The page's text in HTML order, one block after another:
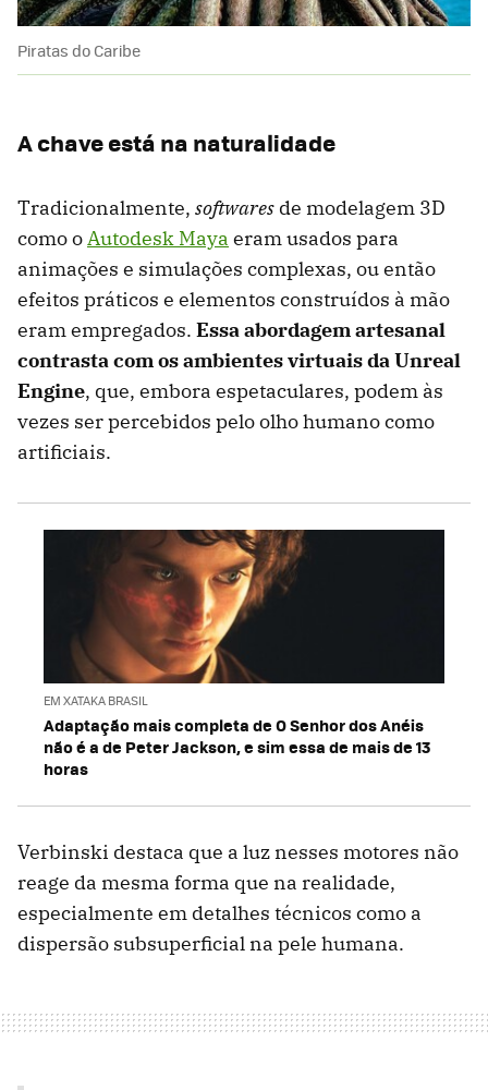
Piratas do Caribe
A chave está na naturalidade
Tradicionalmente, softwares de modelagem 3D
como oAutodesk Maya eram usados ​​para
animações e simulações complexas, ou então
efeitos práticos e elementos construídos à mão
eram empregados. Essa abordagem artesanal
contrasta com os ambientes virtuais da Unreal
Engine, que, embora espetaculares, podem às
vezes ser percebidos pelo olho humano como
artificiais.
EM XATAKA BRASIL
Adaptação mais completa de O Senhor dos Anéis
não é a de Peter Jackson, e sim essa de mais de 13
horas
Verbinski destaca que a luz nesses motores não
reage da mesma forma que na realidade,
especialmente em detalhes técnicos como a
dispersão subsuperficial na pele humana.